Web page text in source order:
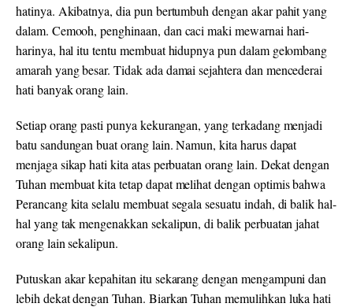
hatinya. Akibatnya, dia pun bertumbuh dengan akar pahit yang
dalam. Cemooh, penghinaan, dan caci maki mewarnai hari-
harinya, hal itu tentu membuat hidupnya pun dalam gelombang
amarah yang besar. Tidak ada damai sejahtera dan mencederai
hati banyak orang lain.
Setiap orang pasti punya kekurangan, yang terkadang menjadi
batu sandungan buat orang lain. Namun, kita harus dapat
menjaga sikap hati kita atas perbuatan orang lain. Dekat dengan
Tuhan membuat kita tetap dapat melihat dengan optimis bahwa
Perancang kita selalu membuat segala sesuatu indah, di balik hal-
hal yang tak mengenakkan sekalipun, di balik perbuatan jahat
orang lain sekalipun.
Putuskan akar kepahitan itu sekarang dengan mengampuni dan
lebih dekat dengan Tuhan. Biarkan Tuhan memulihkan luka hati